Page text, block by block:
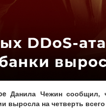
Данила Чежин сообщил,
выросла на четверть